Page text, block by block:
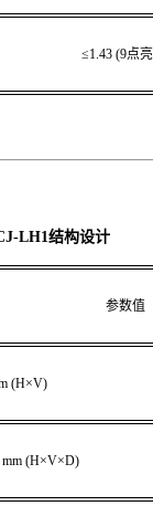
≤1.43 (9点
LH1结构设计
参数值
(H×V)
(H×V×D)